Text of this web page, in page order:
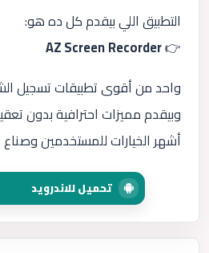
التطبيق اللي بيقدم كل ده هو:
👉
AZ Screen Recorder
واحد من أقوى تطبيقات تسجيل
وبيقدم مميزات احترافية بدون
أشهر الخيارات للمستخدمين
تحميل للاندرويد